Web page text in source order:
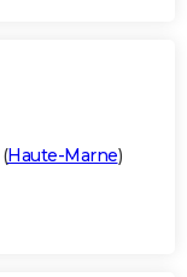
(Haute-Marne)